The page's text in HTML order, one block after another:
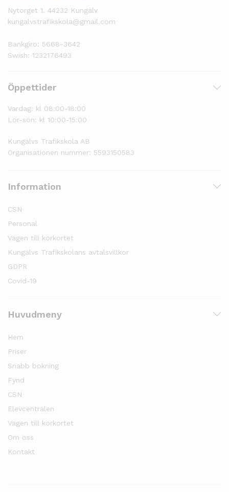
Nytorget 1. 44232 Kungälv
kungalvstrafikskola@gmail.com
Bankgiro: 5668-3642
Swish: 1232176493
Öppettider
Vardag: kl 08:00-18:00
Lör-sön: kl 10:00-15:00
Kungälvs Trafikskola AB
Organisationen nummer: 5593150583
Information
CSN
Personal
Vägen till körkortet
Kungälvs Trafikskolans avtalsvillkor
GDPR
Covid-19
Huvudmeny
Hem
Priser
Snabb bokning
Fynd
CSN
Elevcentralen
Vägen till körkortet
Om oss
Kontakt